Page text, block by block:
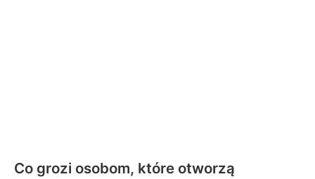
Co grozi osobom, które otworzą